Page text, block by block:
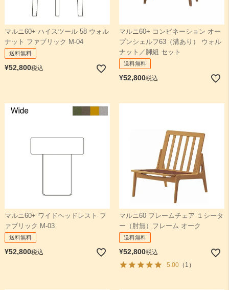
マルニ60+ ハイスツール 58 ウォル
ナット ファブリック M-04
送料無料
¥52,800税込
マルニ60+ コンビネーション オー
プンシェルフ63（溝あり） ウォル
ナット／脚組 セット
送料無料
¥52,800税込
マルニ60+ ワイドヘッドレスト フ
ァブリック M-03
送料無料
¥52,800税込
マルニ60 フレームチェア １シータ
ー（肘無）フレーム オーク
送料無料
¥52,800税込
5.00（1）